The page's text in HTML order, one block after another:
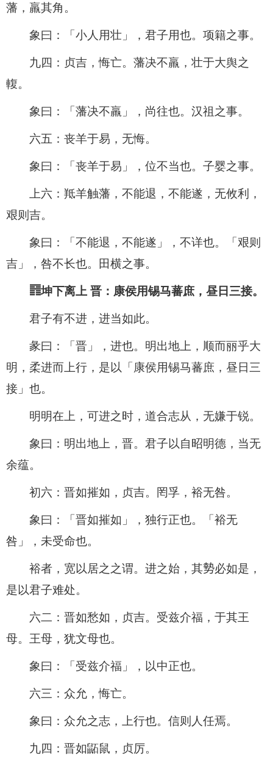
藩，羸其角。
象曰：「小人用壮」，君子用也。项籍之事。
九四：贞吉，悔亡。藩决不羸，壮于大舆之
輹。
象曰：「藩决不羸」，尚往也。汉祖之事。
六五：丧羊于易，无悔。
象曰：「丧羊于易」，位不当也。子婴之事。
上六：羝羊触藩，不能退，不能遂，无攸利，
艰则吉。
象曰：「不能退，不能遂」，不详也。「艰则
吉」，咎不长也。田横之事。
䷢坤下离上 晋：康侯用锡马蕃庶，昼日三接。
君子有不进，进当如此。
彖曰：「晋」，进也。明出地上，顺而丽乎大
明，柔进而上行，是以「康侯用锡马蕃庶，昼日三
接」也。
明明在上，可进之时，道合志从，无嫌于锐。
象曰：明出地上，晋。君子以自昭明德，当无
余蕴。
初六：晋如摧如，贞吉。罔孚，裕无咎。
象曰：「晋如摧如」，独行正也。「裕无
咎」，未受命也。
裕者，宽以居之之谓。进之始，其𫝑必如是，
是以君子难处。
六二：晋如愁如，贞吉。受兹介福，于其王
母。王母，犹文母也。
象曰：「受兹介福」，以中正也。
六三：众允，悔亡。
象曰：众允之志，上行也。信则人任焉。
九四：晋如鼫鼠，贞厉。